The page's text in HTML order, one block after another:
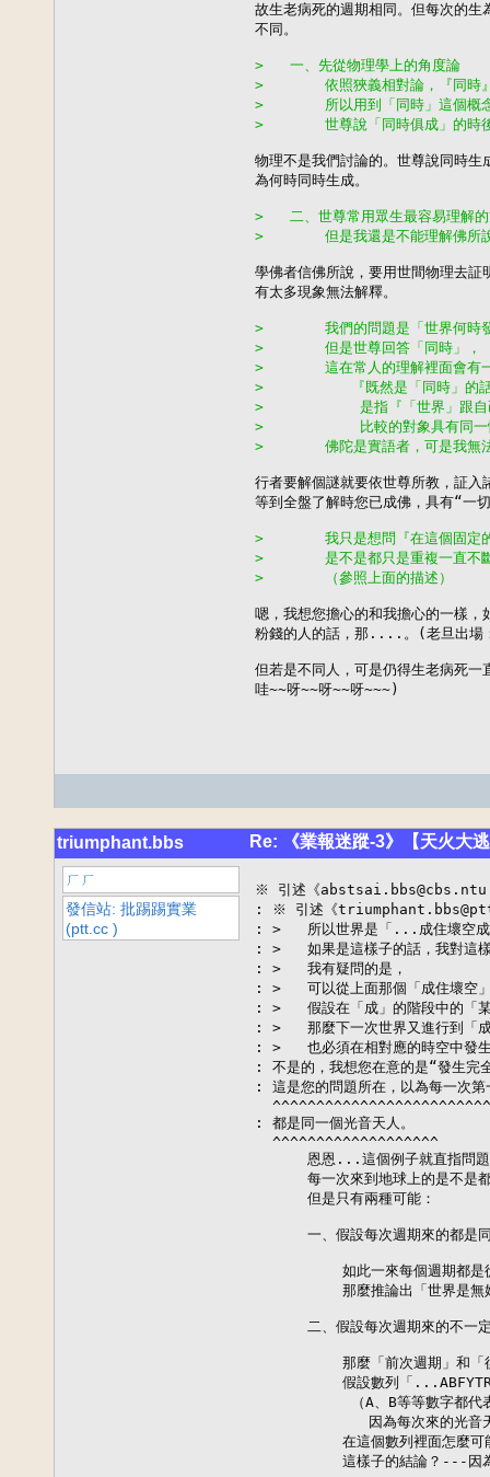
故生老病死的週期相同。但每次的生
不同。
>   一、先從物理學上的角度論
>       依照狹義相對論，『同時』
>       所以用到「同時」這個概念
>       世尊說「同時俱成」的時後
物理不是我們討論的。世尊說同時生
為何時同時生成。
>   二、世尊常用眾生最容易理解的
>       但是我還是不能理解佛所說
學佛者信佛所說，要用世間物理去証
有太多現象無法解釋。
>       我們的問題是「世界何時發
>       但是世尊回答「同時」，
>       這在常人的理解裡面會有
>          『既然是「同時」的話
>           是指『「世界」跟自己
>           比較的對象具有同一性
>       佛陀是實語者，可是我無法
行者要解個謎就要依世尊所教，証入
等到全盤了解時您已成佛，具有“一
>       我只是想問『在這個固定的
>       是不是都只是重複一直不
>       （參照上面的描述）
嗯，我想您擔心的和我擔心的一樣，
粉錢的人的話，那....。(老旦出場
但若是不同人，可是仍得生老病
哇~~呀~~呀~~呀~~~)
triumphant.bbs Re: 《業報迷蹤-3》【天火大
ㄏㄏ
發信站: 批踢踢實業
(ptt.cc )
※ 引述《
: ※ 引述《
: >   所以世界是「...成住壞空成
: >   如果是這樣子的話，我對這樣
: >   我有疑問的是，
: >   可以從上面那個「成住壞空」
: >   假設在「成」的階段中的「某
: >   那麼下一次世界又進行到「
: >   也必須在相對應的時空中發生
: 不是的，我想您在意的是“發生完
: 這是您的問題所在，以為每一次第
: 都是同一個光音天人。
  ^^^^^^^^^^^^^^^^^^^
恩恩...這個例子就直指問
每一次來到地球上的是不是
      但是只有兩種可能：
一、假設每次週期來的都是
如此一來每個週期都是
那麼推論出「世界是無
二、假設每次週期來的不一
那麼「前次週期」和「
假設數列「
（A、B等等數字都代
因為每次來的光音
在這個數列裡面怎麼可
這樣子的結論？---因